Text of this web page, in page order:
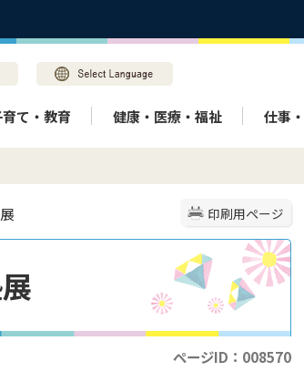
育て・教育 健康・医療・福祉 仕事
印刷用ページ
ページID：008570